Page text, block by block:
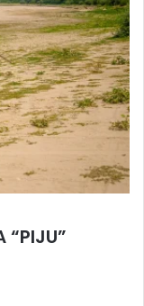
“PIJU”